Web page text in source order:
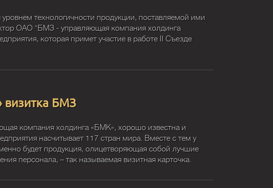
технологичности продукции, поставляемой ими
ОАО "БМЗ - управляющая компания холдинга
которая примет участие в работе II Съезде
визитка БМЗ
компания холдинга «БМК», хорошо известна и
насчитывает 117 стран мира. Вместе с тем у
будет продукция, олицетворяющая собой лучшие
персонала, – так называемая визитная карточка.